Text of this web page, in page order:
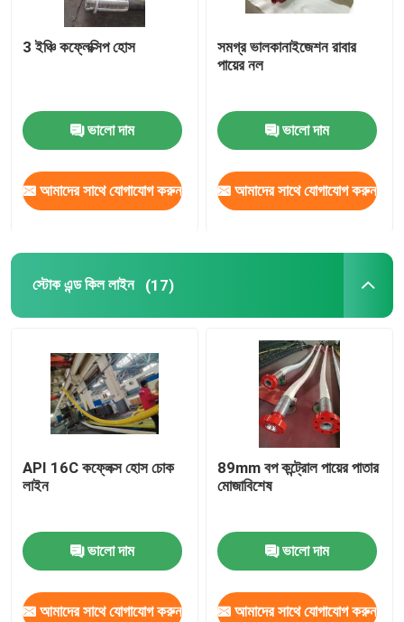
3 ইঞ্চি কফ্লেক্সিপ হোস
ভালো দাম
আমাদের সাথে যোগাযোগ করুন
সমগ্র ভালকানাইজেশন রাবার
পায়ের নল
ভালো দাম
আমাদের সাথে যোগাযোগ করুন
স্টোক এন্ড কিল লাইন (17)
API 16C কফ্লেক্স হোস চোক
লাইন
ভালো দাম
আমাদের সাথে যোগাযোগ করুন
89mm বপ কন্ট্রোল পায়ের পাতার
মোজাবিশেষ
ভালো দাম
আমাদের সাথে যোগাযোগ করুন